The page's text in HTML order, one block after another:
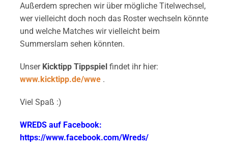
Außerdem sprechen wir über mögliche Titelwechsel,
wer vielleicht doch noch das Roster wechseln könnte
und welche Matches wir vielleicht beim
Summerslam sehen könnten.
Unser Kicktipp Tippspielfindet ihr hier:
www.kicktipp.de/wwe.
Viel Spaß :)
WREDS auf Facebook:
https://www.facebook.com/Wreds/